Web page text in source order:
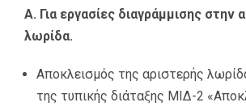
Α. Για εργασίες διαγράμμισης στην
λωρίδα.
Αποκλεισμός της αριστερής
της τυπικής διάταξης ΜΙΔ-2